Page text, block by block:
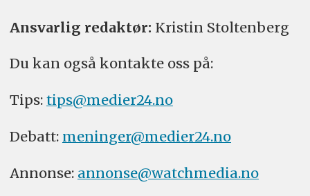
Ansvarlig redaktør: Kristin Stoltenberg
Du kan også kontakte oss på:
Tips: tips@medier24.no
Debatt: meninger@medier24.no
Annonse: annonse@watchmedia.no